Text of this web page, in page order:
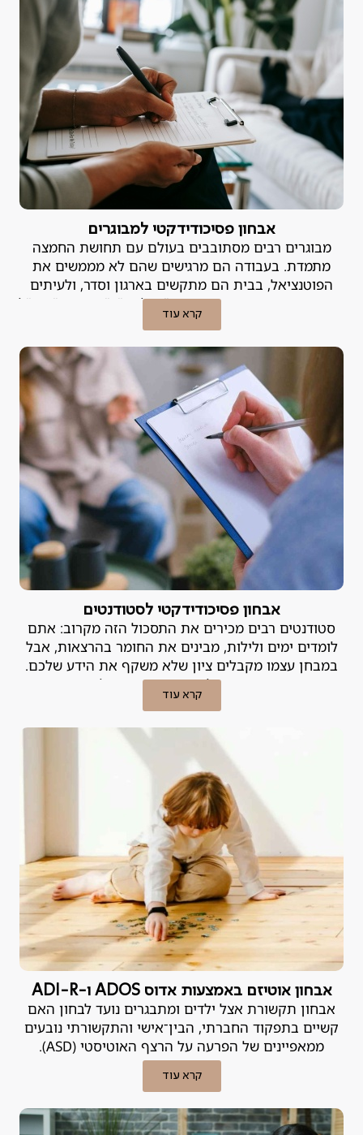
אבחון פסיכודידקטי למבוגרים
מבוגרים רבים מסתובבים בעולם עם תחושת החמצה
מתמדת. בעבודה הם מרגישים שהם לא מממשים את
הפוטנציאל, בבית הם מתקשים בארגון וסדר, ולעיתים
קרובות הם מתייגים את עצמם כ"עצלנים", "מפוזרים" או "לא
מספיק חכמים". האמת היא, שבמקרים רבים הקושי אינו נובע
אובחנה.
קרא עוד
אבחון פסיכודידקטי לסטודנטים
סטודנטים רבים מכירים את התסכול הזה מקרוב: אתם
לומדים ימים ולילות, מבינים את החומר בהרצאות, אבל
במבחן עצמו מקבלים ציון שלא משקף את הידע שלכם.
הפער הזה, בין האינטליגנציה וההשקעה לבין התוצאות
בשטח, הוא נורה אדומה. במקרים רבים, לא מדובר ב"חוסר
אבחון פסיכודידקטי הוא הכלי המקצועי שנועד לאתר את
הבעיה ולמצוא לה פתרון.
קרא עוד
אבחון אוטיזם באמצעות אדוס ADOS ו-ADI-R
אבחון תקשורת אצל ילדים ומתבגרים נועד לבחון האם
קשיים בתפקוד החברתי, הבין־אישי והתקשורתי נובעים
ממאפיינים של הפרעה על הרצף האוטיסטי (ASD).
קרא עוד